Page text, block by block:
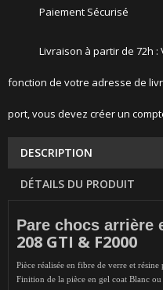
Paiement Sécurisé
Livraison à partir de 72h
fonction de votre adresse de
port, vous devez créer un
DESCRIPTION
DÉTAILS DU PRODUIT
Pare chocs arrière
208 GTI & F2000
Pièce réalisée en fibre de verre et résine
Finition de la pièce en gel coat Blanc ou